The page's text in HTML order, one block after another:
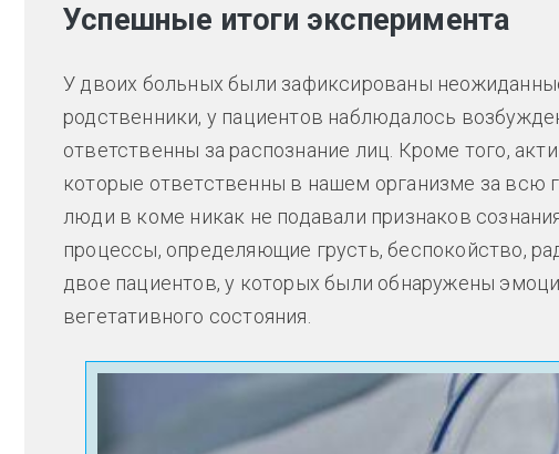
Успешные итоги эксперимента
У двоих больных были зафиксированы
родственники, у пациентов наблюдалось
ответственны за распознание лиц. Кроме того,
которые ответственны в нашем организме за всю
люди в коме никак не подавали признаков
процессы, определяющие грусть, беспокойство,
двое пациентов, у которых были обнаружены
вегетативного состояния.